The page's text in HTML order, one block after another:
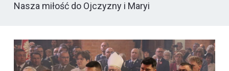
Nasza miłość do Ojczyzny i Maryi